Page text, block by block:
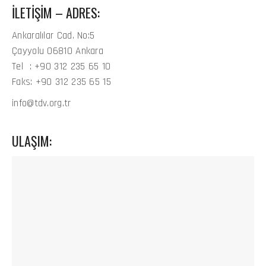
İLETIŞIM – ADRES:
Ankaralılar Cad. No:5
Çayyolu 06810 Ankara
Tel : +90 312 235 65 10
Faks: +90 312 235 65 15
info@tdv.org.tr
ULAŞIM: